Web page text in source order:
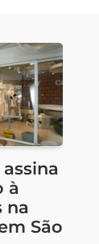
à
na
São